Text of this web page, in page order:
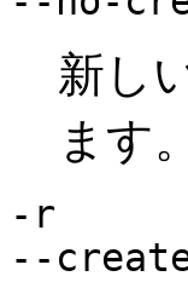
新し
ます
-r
--